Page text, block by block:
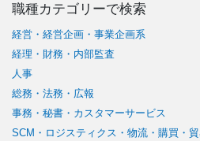
職種カテゴリーで検索
経営・経営企画・事業企画系
経理・財務・内部監査
人事
総務・法務・広報
事務・秘書・カスタマーサービス
SCM・ロジスティクス・物流・購買・